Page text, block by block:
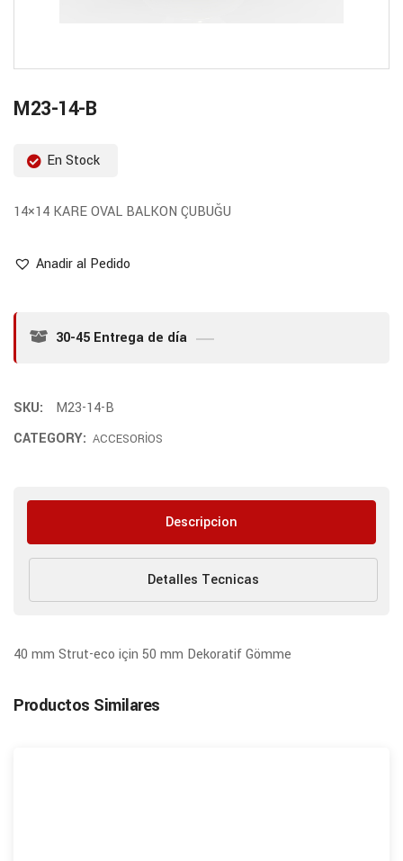
M23-14-B
En Stock
14×14 KARE OVAL BALKON ÇUBUĞU
Anadir al Pedido
30-45 Entrega de día
SKU:
M23-14-B
CATEGORY: ACCESORİOS
Descripcion
Detalles Tecnicas
40 mm Strut-eco için 50 mm Dekoratif Gömme
Productos Similares